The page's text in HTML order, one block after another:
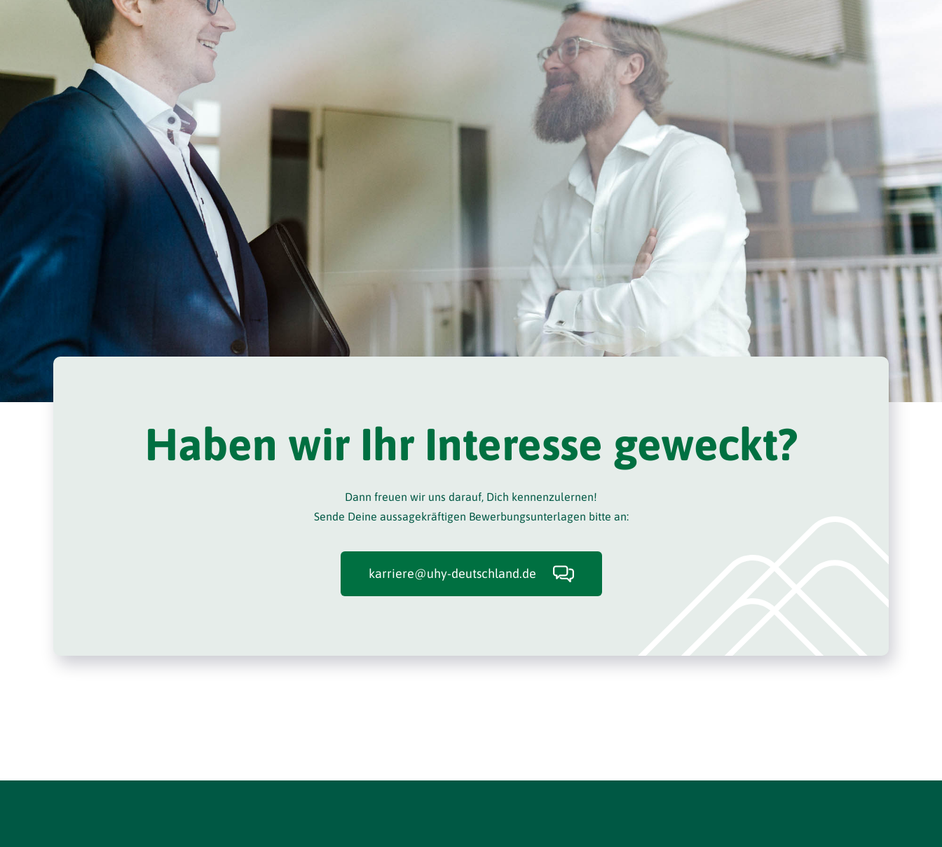
Haben wir Ihr Interesse geweckt?
Dann freuen wir uns darauf, Dich kennenzulernen!
Sende Deine aussagekräftigen Bewerbungsunterlagen bitte an:
karriere@uhy-deutschland.de